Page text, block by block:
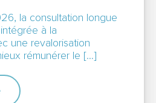
la consultation longue
à la
une revalorisation
rémunérer le […]